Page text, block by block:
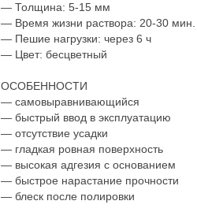
— Толщина: 5-15 мм
— Время жизни раствора: 20-30 мин.
— Пешие нагрузки: через 6 ч
— Цвет: бесцветный
ОСОБЕННОСТИ
— cамовыравнивающийся
— быстрый ввод в эксплуатацию
— отсутствие усадки
— гладкая ровная поверхность
— высокая адгезия с основанием
— быстрое нарастание прочности
— блеск после полировки